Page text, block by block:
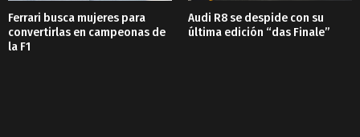
Ferrari busca mujeres para
convertirlas en campeonas de
la F1
Audi R8 se despide con su
última edición “das Finale”